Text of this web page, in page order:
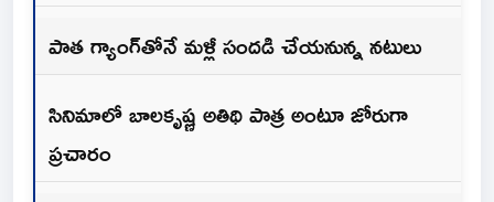
పాత గ్యాంగ్‌తోనే మళ్లీ సందడి చేయనున్న నటులు
సినిమాలో బాలకృష్ణ అతిథి పాత్ర అంటూ జోరుగా
ప్రచారం